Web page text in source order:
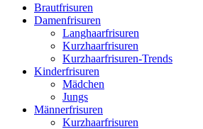
Brautfrisuren
Damenfrisuren
Langhaarfrisuren
Kurzhaarfrisuren
Kurzhaarfrisuren-Trends
Kinderfrisuren
Mädchen
Jungs
Männerfrisuren
Kurzhaarfrisuren